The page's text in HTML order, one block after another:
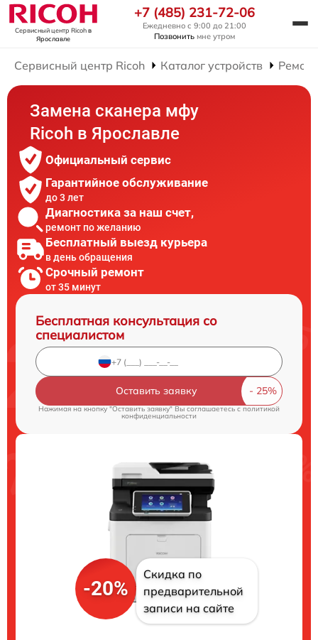
Сервисный центр Ricohв
Ярославле
+7 (485) 231-72-06
Ежедневно с 9:00 до 21:00
Позвонить мне утром
Сервисный центр Ricoh Каталог устройств
Замена сканера мфу
Ricoh в Ярославле
Официальный сервис
Гарантийное обслуживание
до 3 лет
Диагностика за наш счет,
ремонт по желанию
Бесплатный выезд курьера
в день обращения
Срочный ремонт
от 35 минут
Бесплатная консультация со
специалистом
Оставить заявку
Нажимая на кнопку "Оставить заявку" Вы соглашаетесь c политикой
конфиденциальности
-20%
Скидка по
предварительной
записи на сайте